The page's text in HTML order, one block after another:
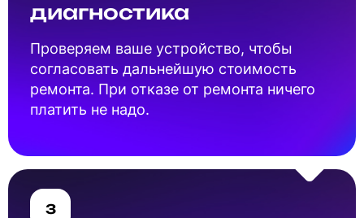
диагностика
Проверяем ваше устройство, чтобы
согласовать дальнейшую стоимость
ремонта. При отказе от ремонта ничего
платить не надо.
3